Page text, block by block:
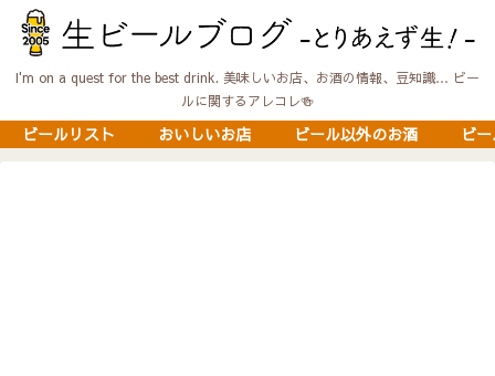
I'm on a quest for the best drink. 美味しいお店、お酒の情報、豆知識… ビー
ルに関するアレコレ🍻
ビールリスト おいしいお店 ビール以外のお酒 ビ